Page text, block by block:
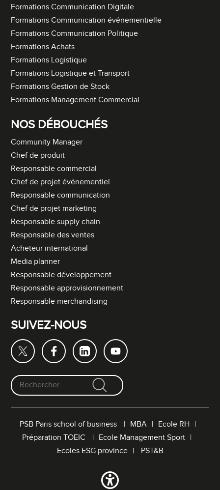
Formations Communication Digitale
Formations Communication événementielle
Formations Communication Politique
Formations Achats
Formations Logistique
Formations Logistique et Transport
Formations Gestion de Stock
Formations Management Commercial
NOS DÉBOUCHÉS
Community Manager
Chef de produit
Responsable commercial
Chef de projet événementiel
Responsable communication
Chef de projet marketing
Responsable supply chain
Responsable des ventes
Acheteur international
Media planner
Responsable développement
Responsable approvisionnement
Responsable merchandising
SUIVEZ-NOUS
F
PSB Paris school of business MBA
Ecole RH
Préparation TOEIC
Ecole Management Sport
Ecoles ESG province
PST&B